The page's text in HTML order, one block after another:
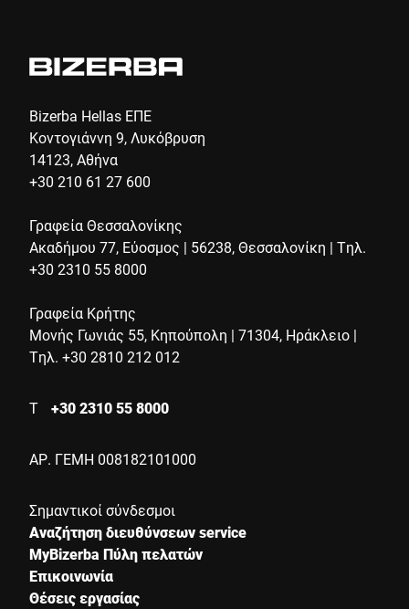
Bizerba Hellas ΕΠΕ
Κοντογιάννη 9, Λυκόβρυση
14123, Αθήνα
+30 210 61 27 600
Γραφεία Θεσσαλονίκης
Ακαδήμου 77, Εύοσμος | 56238, Θεσσαλονίκη | Τηλ.
+30 2310 55 8000
Γραφεία Κρήτης
Μονής Γωνιάς 55, Κηπούπολη | 71304, Ηράκλειο |
Τηλ. +30 2810 212 012
Τ +30 2310 55 8000
ΑΡ. ΓΕΜΗ 008182101000
Σημαντικοί σύνδεσμοι
Αναζήτηση διευθύνσεων service
MyBizerba Πύλη πελατών
Επικοινωνία
Θέσεις εργασίας